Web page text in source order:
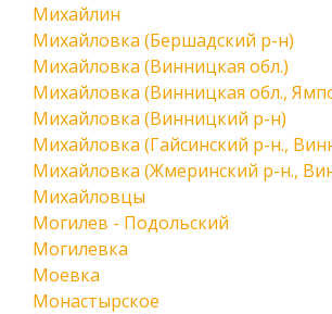
Михайлин
Михайловка (Бершадский р-н)
Михайловка (Винницкая обл.)
Михайловка (Винницкая обл.,
Михайловка (Винницкий р-н)
Михайловка (Гайсинский р-н.,
Михайловка (Жмеринский р-н.,
Михайловцы
Могилев - Подольский
Могилевка
Моевка
Монастырское